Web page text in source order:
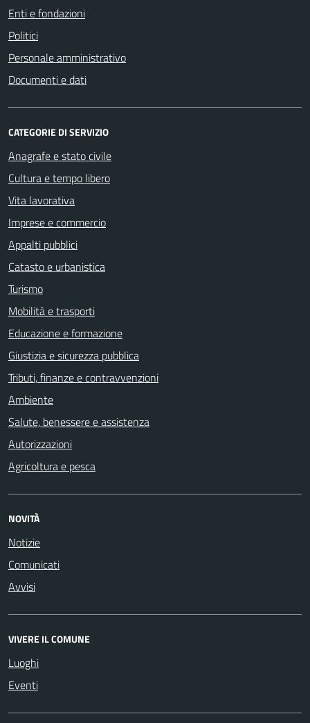
Enti e fondazioni
Politici
Personale amministrativo
Documenti e dati
CATEGORIE DI SERVIZIO
Anagrafe e stato civile
Cultura e tempo libero
Vita lavorativa
Imprese e commercio
Appalti pubblici
Catasto e urbanistica
Turismo
Mobilità e trasporti
Educazione e formazione
Giustizia e sicurezza pubblica
Tributi, finanze e contravvenzioni
Ambiente
Salute, benessere e assistenza
Autorizzazioni
Agricoltura e pesca
NOVITÀ
Notizie
Comunicati
Avvisi
VIVERE IL COMUNE
Luoghi
Eventi